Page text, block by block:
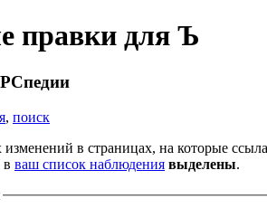
правки для Ъ
, поиск
в страницах, на которые
ваш список наблюдения выделены.